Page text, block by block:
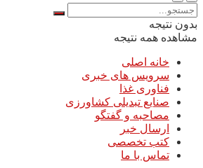
بدون نتیجه
مشاهده همه نتیجه
خانه اصلی
سرویس های خبری
فناوری غذا
صنایع تبدیلی کشاورزی
مصاحبه و گفتگو
ارسال خبر
کتب تخصصی
تماس با ما